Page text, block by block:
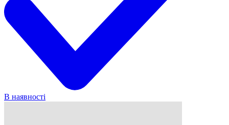
В наявності